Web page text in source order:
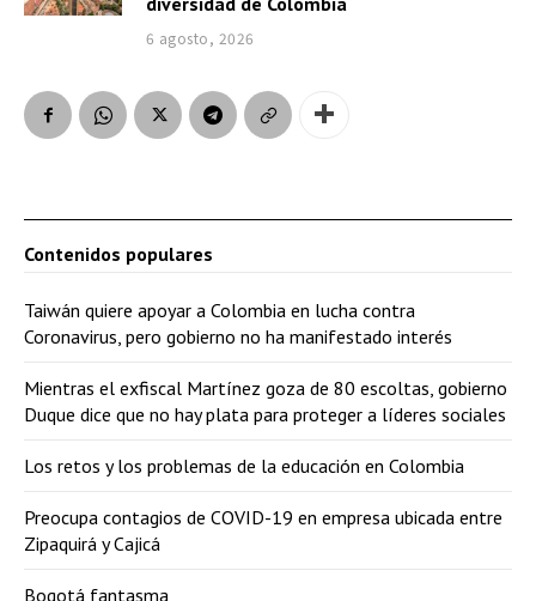
6 agosto, 2026
Contenidos populares
Taiwán quiere apoyar a Colombia en lucha contra
Coronavirus, pero gobierno no ha manifestado interés
Mientras el exfiscal Martínez goza de 80 escoltas, gobierno
Duque dice que no hay plata para proteger a líderes sociales
Los retos y los problemas de la educación en Colombia
Preocupa contagios de COVID-19 en empresa ubicada entre
Zipaquirá y Cajicá
Bogotá fantasma